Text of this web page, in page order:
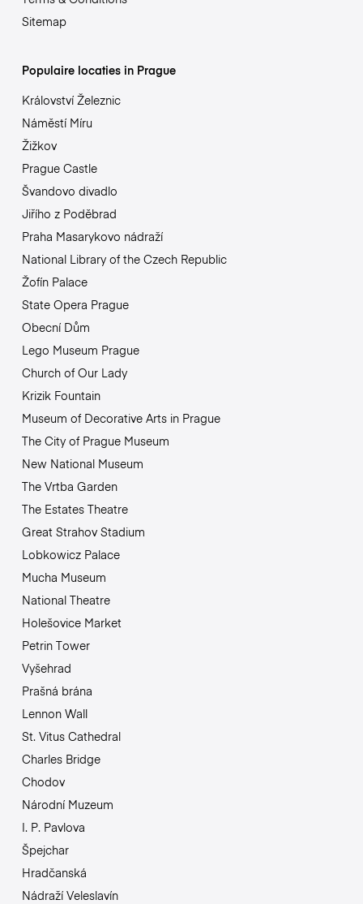
Sitemap
Populaire locaties in Prague
Království Železnic
Náměstí Míru
Žižkov
Prague Castle
Švandovo divadlo
Jiřího z Poděbrad
Praha Masarykovo nádraží
National Library of the Czech Republic
Žofín Palace
State Opera Prague
Obecní Dům
Lego Museum Prague
Church of Our Lady
Krizik Fountain
Museum of Decorative Arts in Prague
The City of Prague Museum
New National Museum
The Vrtba Garden
The Estates Theatre
Great Strahov Stadium
Lobkowicz Palace
Mucha Museum
National Theatre
Holešovice Market
Petrin Tower
Vyšehrad
Prašná brána
Lennon Wall
St. Vitus Cathedral
Charles Bridge
Chodov
Národní Muzeum
I. P. Pavlova
Špejchar
Hradčanská
Nádraží Veleslavín